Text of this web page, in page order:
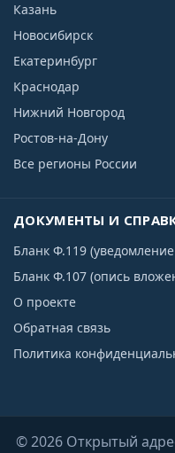
Казань
Новосибирск
Екатеринбург
Краснодар
Нижний Новгород
Ростов-на-Дону
Все регионы России
ДОКУМЕНТЫ И
Бланк Ф.119
Бланк Ф.107 (опись
О проекте
Обратная связь
Политика
© 2026 Открытый